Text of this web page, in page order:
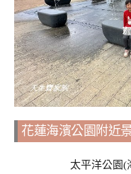
花蓮海濱公園附近
太平洋公園(